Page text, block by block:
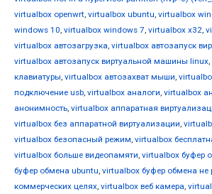
virtualbox openwrt, virtualbox ubuntu, virtualbox
windows 10, virtualbox windows 7, virtualbox x32,
virtualbox автозагрузка, virtualbox автозапуск
virtualbox автозапуск виртуальной машины linux,
клавиатуры, virtualbox автозахват мыши,
подключение usb, virtualbox аналоги, virtualbox
анонимность, virtualbox аппаратная
virtualbox без аппаратной виртуализации,
virtualbox безопасный режим, virtualbox
virtualbox больше видеопамяти, virtualbox буфер
буфер обмена ubuntu, virtualbox буфер обмена не
коммерческих целях, virtualbox веб камера,